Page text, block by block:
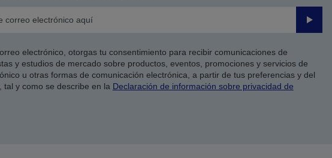
Enviar
electrónico, otorgas tu consentimiento para recibir comunicaciones de
y estudios de mercado sobre productos, eventos, promociones y servicios de
u otras formas de comunicación electrónica, a partir de tus preferencias y del
tal y como se describe en la Declaración de información sobre privacidad de